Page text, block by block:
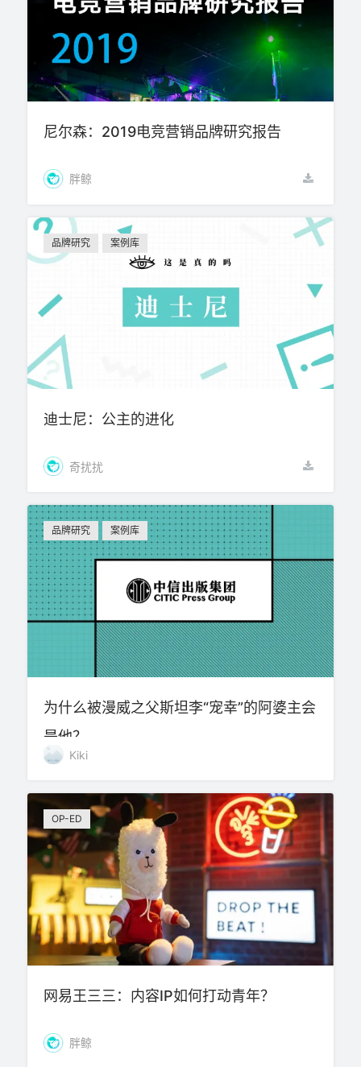
尼尔森：2019电竞营销品牌研究报告
胖鲸
品牌研究 案例库
迪士尼：公主的进化
奇扰扰
品牌研究 案例库
为什么被漫威之父斯坦李“宠幸”的阿婆主会
是他？
Kiki
OP-ED
网易王三三：内容IP如何打动青年？
胖鲸